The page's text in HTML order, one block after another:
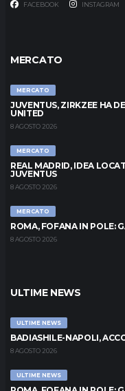
FACEBOOK INSTAGRAM
MERCATO
MERCATO
JUVENTUS, ZIRKZEE HA
UNITED
8 AGOSTO 2026
MERCATO
REAL MADRID, IDEA
JUVENTUS
8 AGOSTO 2026
MERCATO
ROMA, FOFANA IN POLE:
8 AGOSTO 2026
ULTIME NEWS
ULTIME NEWS
BADIASHILE-NAPOLI,
8 AGOSTO 2026
ULTIME NEWS